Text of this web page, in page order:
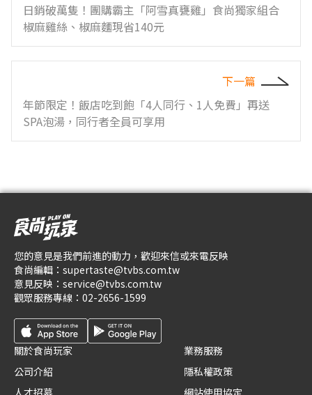
日銷破萬隻！團購霸主「阿雪真甕雞」食尚獨家組合
椒麻雞絲、椒麻麵現省140元
下一篇
年節限定！飯店吃到飽「4人同行、1人免費」再送
SPA泡湯，同行者全員可享用
您的意見是我們前進的動力，歡迎來信或來電反映
食尚編輯： supertaste@tvbs.com.tw
意見反映： service@tvbs.com.tw
觀眾服務專線： 02-2656-1599
關於食尚玩家
公司介紹
業務服務
隱私權政策